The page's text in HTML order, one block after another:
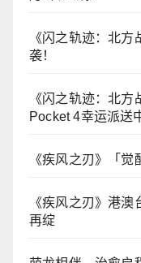
《闪之轨迹：北
袭！
《闪之轨迹：北
Pocket 4幸运派送
《疾风之刃》「觉
《疾风之刃》港
再绽